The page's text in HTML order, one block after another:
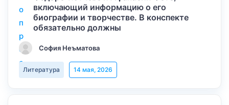
включающий информацию о его
биографии и творчестве. В конспекте
обязательно должны
София Неъматова
Литература 14 мая, 2026